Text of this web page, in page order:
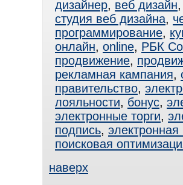
дизайнер, веб дизайн
студия веб дизайна,
программирование,
онлайн, online, РБК
продвижение,
рекламная кампания,
правительство,
лояльности, бонус,
электронные торги,
подпись, электронная
поисковая
наверх